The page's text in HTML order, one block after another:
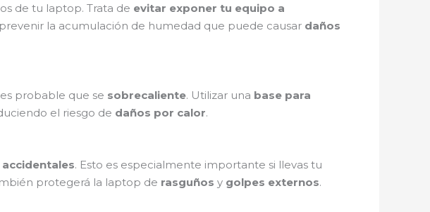
de tu laptop. Trata de evitar exponer tu equipo a
la acumulación de humedad que puede causar daños
probable que se sobrecaliente. Utilizar una base para
el riesgo de daños por calor.
. Esto es especialmente importante si llevas tu
protegerá la laptop de rasguños y golpes externos.